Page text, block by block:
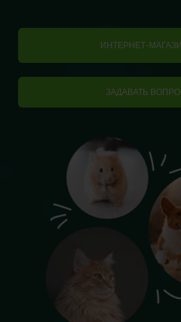
ИНТЕРНЕТ-
ЗАДАВАТЬ